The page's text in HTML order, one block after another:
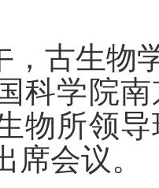
，古生物
科学院
物所领
席会议。